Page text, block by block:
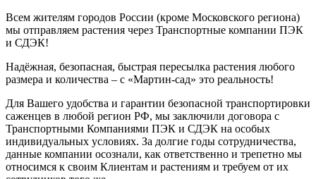
Всем жителям городов России (кроме Московского региона)
мы отправляем растения через Транспортные компании ПЭК
и СДЭК!
Надёжная, безопасная, быстрая пересылка растения любого
размера и количества – с «Мартин-сад» это реальность!
Для Вашего удобства и гарантии безопасной транспортировки
саженцев в любой регион РФ, мы заключили договора с
Транспортными Компаниями ПЭК и СДЭК на особых
индивидуальных условиях. За долгие годы сотрудничества,
данные компании осознали, как ответственно и трепетно мы
относимся к своим Клиентам и растениям и требуем от их